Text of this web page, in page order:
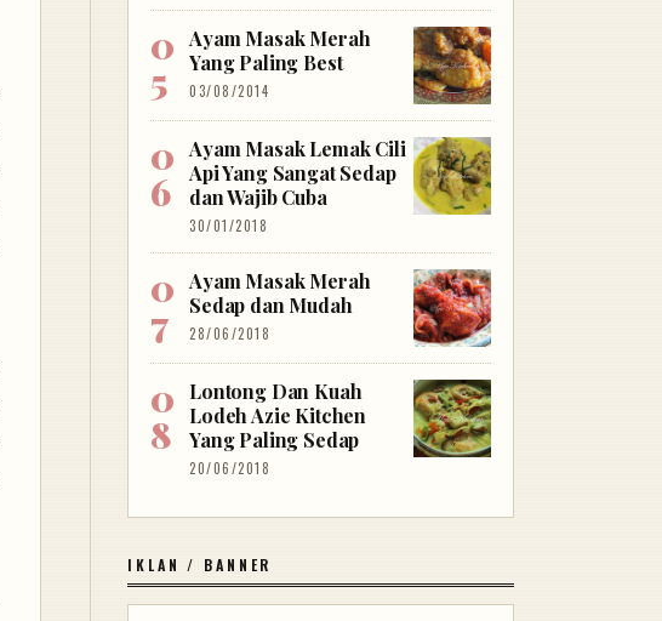
Ayam Masak Merah
Yang Paling Best
03/08/2014
Ayam Masak Lemak Cili
Api Yang Sangat Sedap
dan Wajib Cuba
30/01/2018
Ayam Masak Merah
Sedap dan Mudah
28/06/2018
Lontong Dan Kuah
Lodeh Azie Kitchen
Yang Paling Sedap
20/06/2018
IKLAN / BANNER